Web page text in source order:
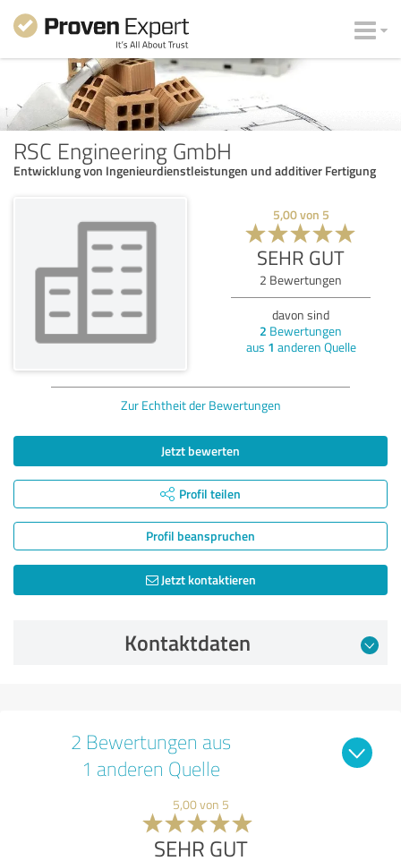
RSC Engineering GmbH
Entwicklung von Ingenieurdienstleistungen und additiver Fertigung
5,00von 5
SEHR GUT
2 Bewertungen
davon sind
2 Bewertungen
aus 1 anderen Quelle
Zur Echtheit der Bewertungen
Jetzt bewerten
Profil teilen
Profil beanspruchen
Jetzt kontaktieren
Kontaktdaten
2 Bewertungen aus
1 anderen Quelle
5,00 von 5
SEHR GUT